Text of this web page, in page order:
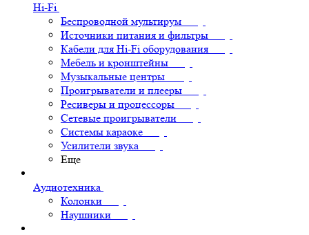
Hi-Fi
Беспроводной мультирум
Источники питания и фильтры
Кабели для Hi-Fi оборудования
Мебель и кронштейны
Музыкальные центры
Проигрыватели и плееры
Ресиверы и процессоры
Сетевые проигрыватели
Системы караоке
Усилители звука
Еще
Аудиотехника
Колонки
Наушники